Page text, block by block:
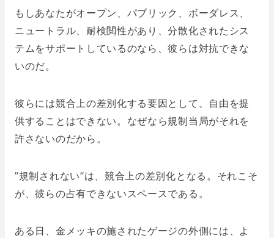
もしあなたがオープン、パブリック、ボーダレス、
ニュートラル、耐検閲性があり、分散化されたシス
テムをサポートしているのなら、彼らは対抗できな
いのだ。
彼らには競合上の差別化する要因として、自由を提
供することはできない。なぜなら規制当局がそれを
許さないのだから。
”規制されない”は、競合上の差別化となる。それこそ
が、彼らの占有できないスペースである。
ある日、金メッキの施されたゲージの外側には、よ